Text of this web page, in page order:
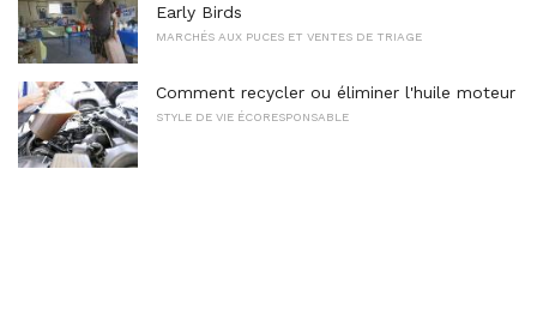
Early Birds
MARCHÉS AUX PUCES ET VENTES DE TRIAGE
Comment recycler ou éliminer l'huile moteur
STYLE DE VIE ÉCORESPONSABLE